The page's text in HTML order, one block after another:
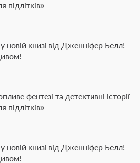
підлітків»
книзі від Дженніфер Белл!
фентезі та детективні історії
підлітків»
книзі від Дженніфер Белл!